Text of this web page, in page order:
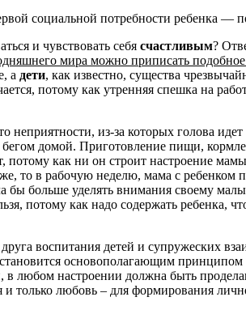
социальной потребности ребенка —
и чувствовать себя счастливым?
мира можно приписать
а дети, как известно, существа
потому как утренняя спешка на
неприятности, из-за которых голова
домой. Приготовление пищи,
потому как ни он строит настроение
то в рабочую неделю, мама с
бы больше уделять внимания своему
потому как надо содержать
воспитания детей и супружеских
основополагающим
настроении должна быть
только любовь – для формирования